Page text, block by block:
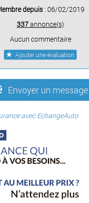
depuis : 06/02/2019
337annonce(s)
Aucun commentaire
Ajouter une évaluation
Envoyer un message
avec EchangeAuto